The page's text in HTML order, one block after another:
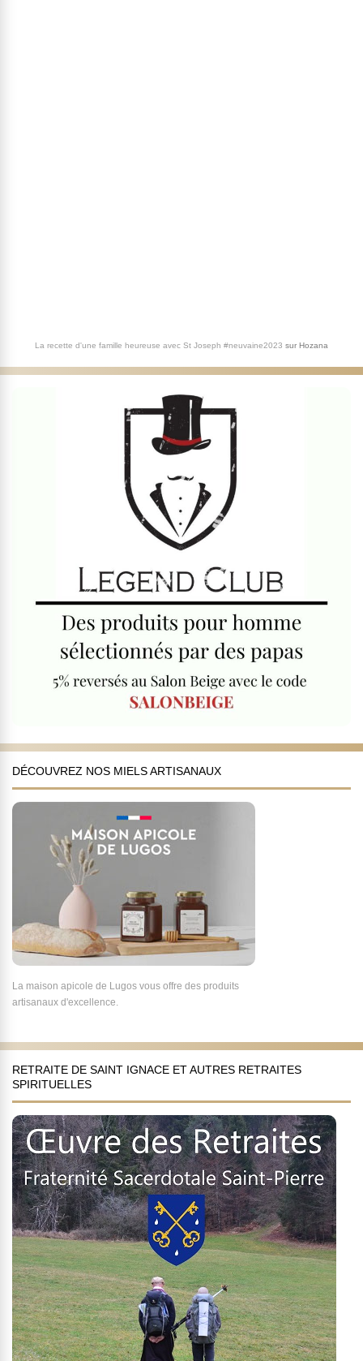
La recette d'une famille heureuse avec St Joseph #neuvaine2023 sur Hozana
DÉCOUVREZ NOS MIELS ARTISANAUX
La maison apicole de Lugos vous offre des produits
artisanaux d'excellence.
RETRAITE DE SAINT IGNACE ET AUTRES RETRAITES
SPIRITUELLES